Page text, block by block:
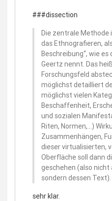
###dissection
Die zentrale Methode
das Ethnografieren,
Beschreibung“, wie
Geertz nennt. Das
Forschungsfeld
möglichst detailliert
möglichst vielen
Beschaffenheit,
und sozialen
Riten, Normen,…)
Zusammenhängen,
dieser virtualisierten,
Oberfläche soll dann
geschehen (also
sondern dessen Text).
sehr klar.